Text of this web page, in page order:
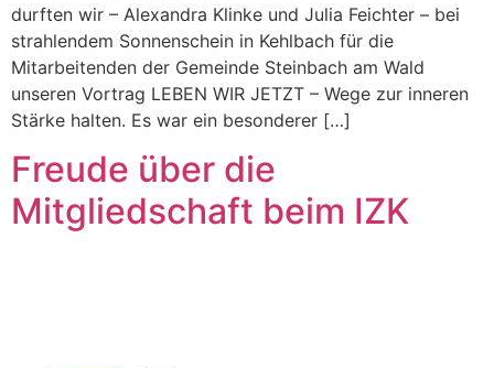
durften wir – Alexandra Klinke und Julia Feichter – bei
strahlendem Sonnenschein in Kehlbach für die
Mitarbeitenden der Gemeinde Steinbach am Wald
unseren Vortrag LEBEN WIR JETZT – Wege zur inneren
Stärke halten. Es war ein besonderer […]
Freude über die
Mitgliedschaft beim IZK